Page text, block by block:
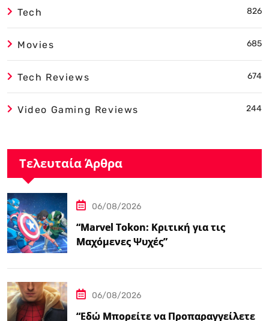
Tech 826
Movies 685
Tech Reviews 674
Video Gaming Reviews 244
Τελευταία Άρθρα
06/08/2026
“Marvel Tokon: Κριτική για τις
Μαχόμενες Ψυχές”
06/08/2026
“Εδώ Μπορείτε να Προπαραγγείλετε